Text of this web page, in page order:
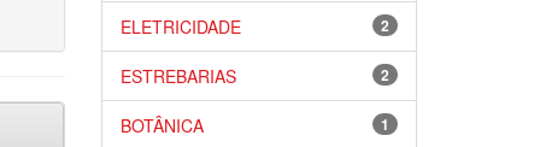
2
ELETRICIDADE
2
ESTREBARIAS
1
BOTÂNICA